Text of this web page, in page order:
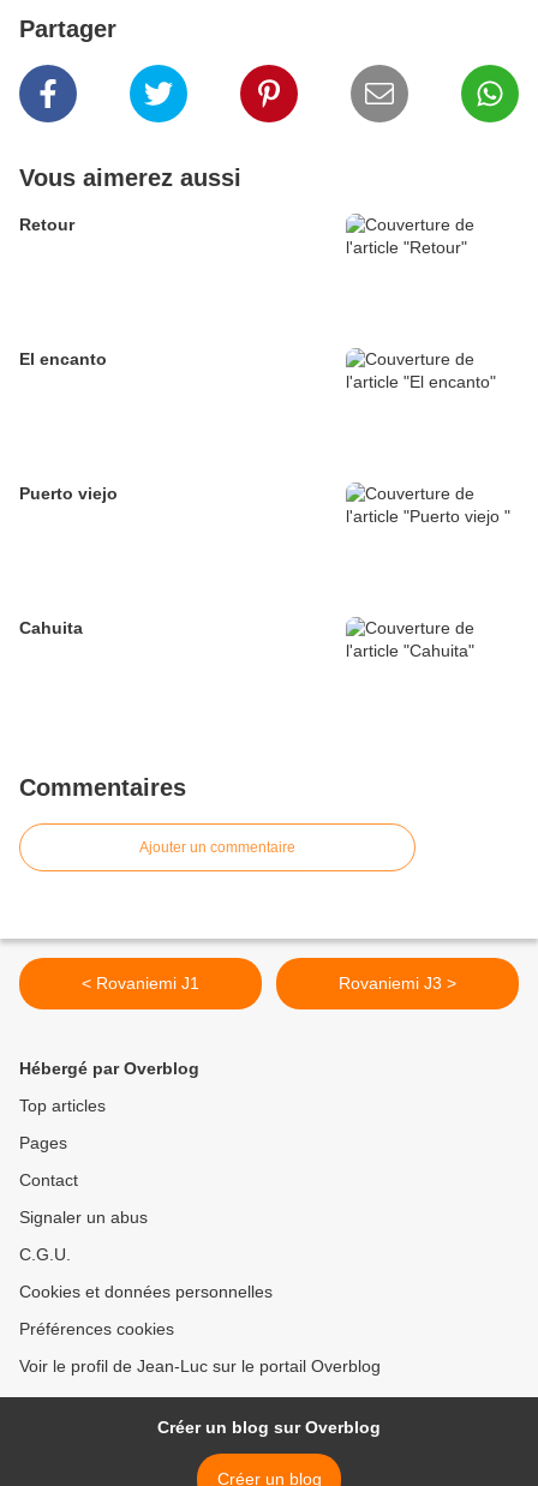
Partager
Vous aimerez aussi
Retour
El encanto
Puerto viejo
Cahuita
Commentaires
Ajouter un commentaire
< Rovaniemi J1 Rovaniemi J3 >
Hébergé par Overblog
Top articles
Pages
Contact
Signaler un abus
C.G.U.
Cookies et données personnelles
Préférences cookies
Voir le profil de Jean-Luc sur le portail Overblog
Créer un blog sur Overblog
Créer un blog